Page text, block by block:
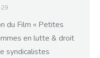
du Film « Petites
en lutte & droit
syndicalistes